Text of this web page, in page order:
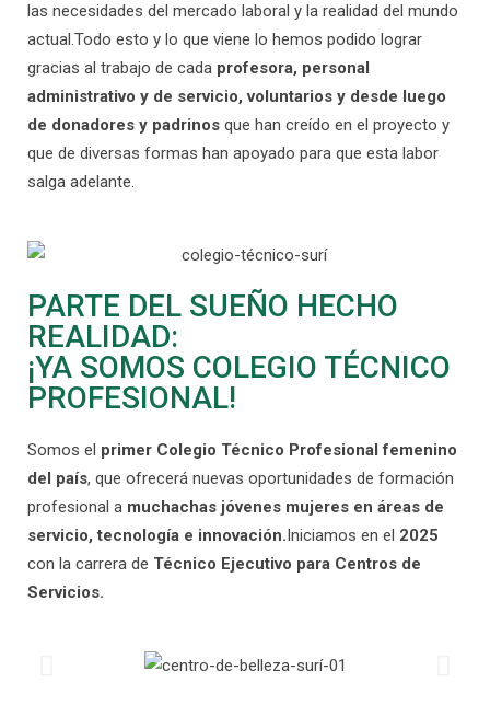
las necesidades del mercado laboral y la realidad del mundo
actual.Todo esto y lo que viene lo hemos podido lograr
gracias al trabajo de cada profesora, personal
administrativo y de servicio, voluntarios y desde luego
de donadores y padrinos que han creído en el proyecto y
que de diversas formas han apoyado para que esta labor
salga adelante.
PARTE DEL SUEÑO HECHO
REALIDAD:
¡YA SOMOS COLEGIO TÉCNICO
PROFESIONAL!
Somos el primer Colegio Técnico Profesional femenino
del país, que ofrecerá nuevas oportunidades de formación
profesional a muchachas jóvenes mujeres en áreas de
servicio, tecnología e innovación.Iniciamos en el 2025
con la carrera de Técnico Ejecutivo para Centros de
Servicios.